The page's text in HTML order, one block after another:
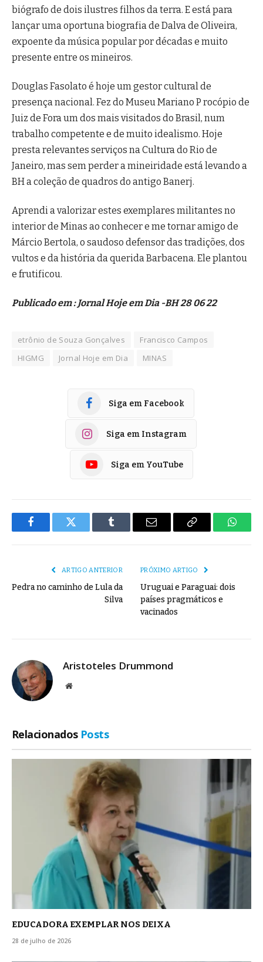
biógrafo de dois ilustres filhos da terra. E está para
lançar uma oportuna biografia de Dalva de Oliveira,
expoente da música popular por décadas e muito
presente entre os mineiros.
Douglas Fasolato é hoje um gestor cultural de
presença nacional. Fez do Museu Mariano P rocópio de
Juiz de Fora um dos mais visitados do Brasil, num
trabalho competente e de muito idealismo. Hoje
presta relevantes serviços na Cultura do Rio de
Janeiro, mas sem perder a mineiridade está levando a
BH a coleção de quadros do antigo Banerj.
Aprendi a valorizar estes exemplares militantes no
interior de Minas ao conhecer e me tornar amigo de
Márcio Bertola, o saudoso defensor das tradições, dos
vultos e da história da querida Barbacena. Ele plantou
e frutificou.
Publicado em : Jornal Hoje em Dia -BH 28 06 22
etrônio de Souza Gonçalves
Francisco Campos
HIGMG
Jornal Hoje em Dia MINAS
Siga em Facebook
Siga em Instagram
Siga em YouTube
FacebookTwitter Tumblr
E-
Copiar
ARTIGO ANTERIOR
Pedra no caminho de Lula da
Silva
PRÓXIMO ARTIGO
Uruguai e Paraguai: dois
países pragmáticos e
vacinados
Aristoteles Drummond
Site
Relacionados Posts
EDUCADORA EXEMPLAR NOS DEIXA
28 de julho de 2026